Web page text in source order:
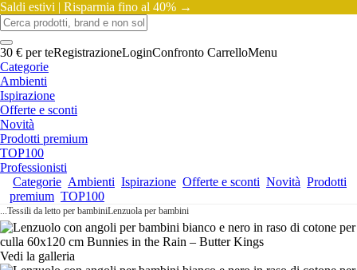
Saldi estivi | Risparmia fino al 40% →
30 € per teRegistrazioneLoginConfronto CarrelloMenu
Categorie
Ambienti
Ispirazione
Offerte e sconti
Novità
Prodotti premium
TOP100
Professionisti
Categorie Ambienti Ispirazione Offerte e sconti Novità Prodotti
premium TOP100
...Tessili da letto per bambiniLenzuola per bambini
Vedi la galleria